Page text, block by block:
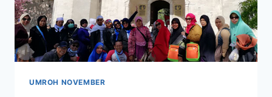
UMROH NOVEMBER